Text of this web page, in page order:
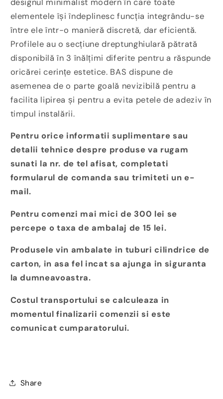
elementele își îndeplinesc funcția integrându-se
între ele într-o manieră discretă, dar eficientă.
Profilele au o secțiune dreptunghiulară pătrată
disponibilă în 3 înălțimi diferite pentru a răspunde
oricărei cerințe estetice. BAS dispune de
asemenea de o parte goală nevizibilă pentru a
facilita lipirea și pentru a evita petele de adeziv în
timpul instalării.
Pentru orice informatii suplimentare sau
detalii tehnice despre produse va rugam
sunati la nr. de tel afisat, completati
formularul de comanda sau trimiteti un e-
mail.
Pentru comenzi mai mici de 300 lei se
percepe o taxa de ambalaj de 15 lei.
Produsele vin ambalate in tuburi cilindrice de
carton, in asa fel incat sa ajunga in siguranta
la dumneavoastra.
Costul transportului se calculeaza in
momentul finalizarii comenzii si este
comunicat cumparatorului.
Share